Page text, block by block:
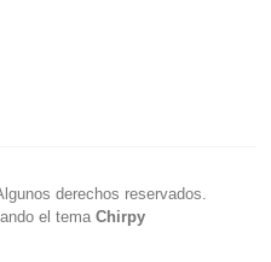
derechos reservados.
el tema Chirpy